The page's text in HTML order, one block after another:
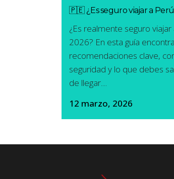
🇵🇪 ¿Es seguro viajar a
¿Es realmente seguro viajar
2026? En esta guía
recomendaciones clave,
seguridad y lo que debes
de llegar....
12 marzo, 2026